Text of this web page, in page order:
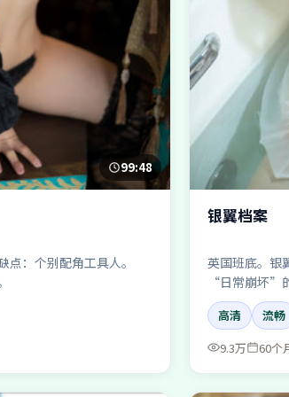
99:48
：个别配角工具人。
银翼档案
英国班底。银
“日常崩坏”
高清
流畅
9.3万
60个